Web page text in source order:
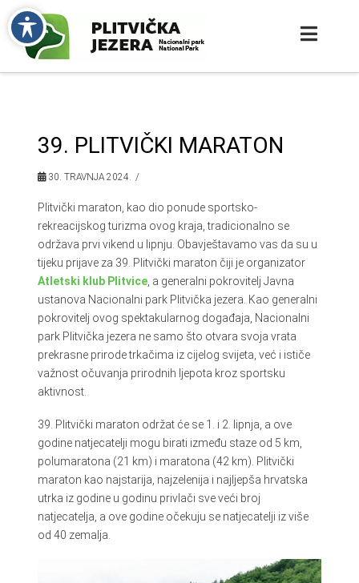
39. PLITVIČKI MARATON
30. TRAVNJA 2024.
Plitvički maraton, kao dio ponude sportsko-
rekreacijskog turizma ovog kraja, tradicionalno se
održava prvi vikend u lipnju. Obavještavamo vas da su u
tijeku prijave za 39. Plitvički maraton čiji je organizator
Atletski klub Plitvice, a generalni pokrovitelj Javna
ustanova Nacionalni park Plitvička jezera. Kao generalni
pokrovitelj ovog spektakularnog događaja, Nacionalni
park Plitvička jezera ne samo što otvara svoja vrata
prekrasne prirode trkačima iz cijelog svijeta, već i ističe
važnost očuvanja prirodnih ljepota kroz sportsku
aktivnost.
39. Plitvički maraton održat će se 1. i 2. lipnja, a ove
godine natjecatelji mogu birati između staze od 5 km,
polumaratona (21 km) i maratona (42 km). Plitvički
maraton kao najstarija, najzelenija i najljepša hrvatska
utrka iz godine u godinu privlači sve veći broj
natjecatelja, a ove godine očekuju se natjecatelji iz više
od 40 zemalja.